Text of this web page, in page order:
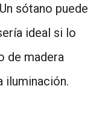
sótano puede
ideal si lo
de madera
iluminación.